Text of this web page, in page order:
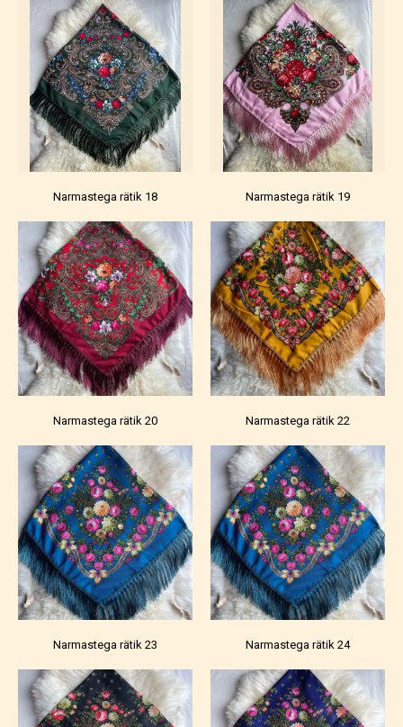
Narmastega rätik 18 Narmastega rätik 19
Narmastega rätik 20 Narmastega rätik 22
Narmastega rätik 23 Narmastega rätik 24